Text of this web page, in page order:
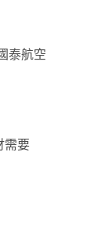
泰航空
需要